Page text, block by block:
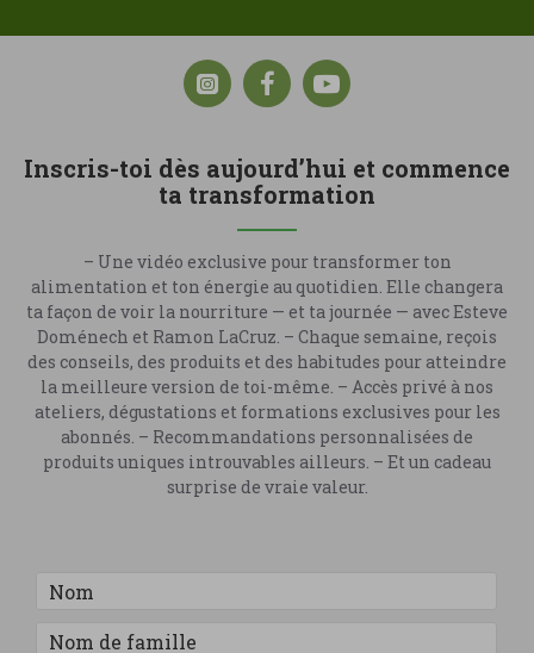
Inscris-toi dès aujourd’hui et commence
ta transformation
– Une vidéo exclusive pour transformer ton
alimentation et ton énergie au quotidien. Elle changera
ta façon de voir la nourriture — et ta journée — avec Esteve
Doménech et Ramon LaCruz. – Chaque semaine, reçois
des conseils, des produits et des habitudes pour atteindre
la meilleure version de toi-même. – Accès privé à nos
ateliers, dégustations et formations exclusives pour les
abonnés. – Recommandations personnalisées de
produits uniques introuvables ailleurs. – Et un cadeau
surprise de vraie valeur.